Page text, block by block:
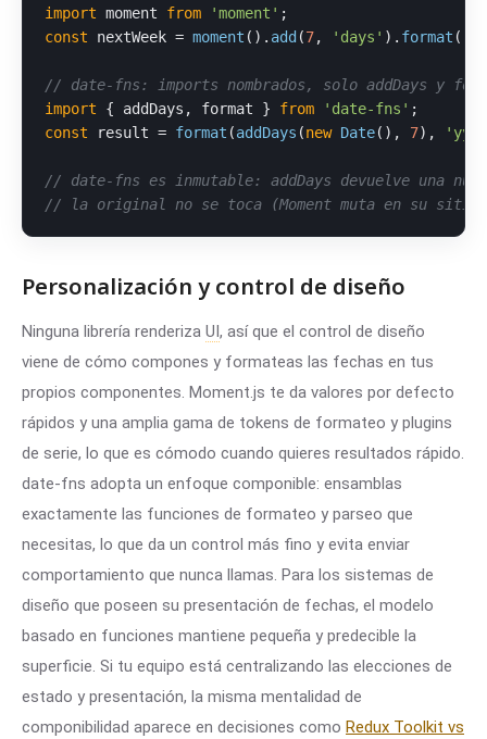
import moment from 'moment'
const nextWeek = moment (). add (7, 'days' ). format (
// date-fns: imports nombrados, solo addDays y
import { addDays, format } from 'date-fns'
const result = format (addDays (new Date(), 7),
// date-fns es inmutable: addDays devuelve una
// la original no se toca (Moment muta en su sitio)
Personalización y control de diseño
Ninguna librería renderiza UI , así que el control de diseño
viene de cómo compones y formateas las fechas en tus
propios componentes. Moment.js te da valores por defecto
rápidos y una amplia gama de tokens de formateo y plugins
de serie, lo que es cómodo cuando quieres resultados rápido.
date-fns adopta un enfoque componible: ensamblas
exactamente las funciones de formateo y parseo que
necesitas, lo que da un control más fino y evita enviar
comportamiento que nunca llamas. Para los sistemas de
diseño que poseen su presentación de fechas, el modelo
basado en funciones mantiene pequeña y predecible la
superficie. Si tu equipo está centralizando las elecciones de
estado y presentación, la misma mentalidad de
componibilidad aparece en decisiones como Redux Toolkit vs